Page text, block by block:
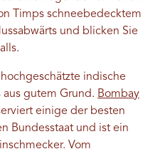
Timps schneebedecktem
und blicken Sie
indische
aus gutem Grund. Bombay
einige der besten
Bundesstaat und ist ein
Vom